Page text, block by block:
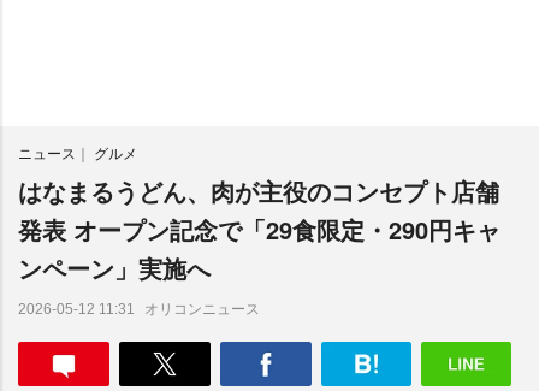
ニュース グルメ
はなまるうどん、肉が主役のコンセプト店舗
発表 オープン記念で「29食限定・290円キャ
ンペーン」実施へ
2026-05-12 11:31 オリコンニュース